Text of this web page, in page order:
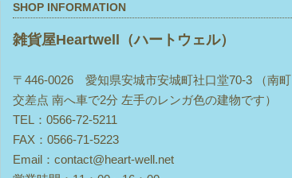
SHOP INFORMATION
雑貨屋Heartwell（ハートウェル）
〒446-0026 愛知県安城市安城町社口堂70-3 （南町
交差点 南へ車で2分 左手のレンガ色の建物です）
TEL：0566-72-5211
FAX：0566-71-5223
Email：contact@heart-well.net